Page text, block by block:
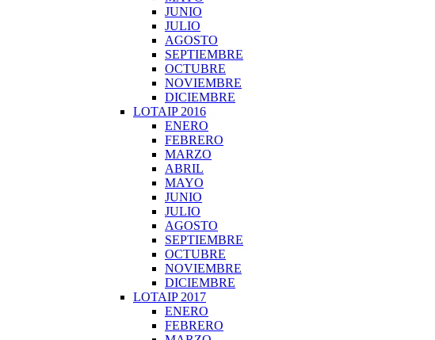
JUNIO
JULIO
AGOSTO
SEPTIEMBRE
OCTUBRE
NOVIEMBRE
DICIEMBRE
LOTAIP 2016
ENERO
FEBRERO
MARZO
ABRIL
MAYO
JUNIO
JULIO
AGOSTO
SEPTIEMBRE
OCTUBRE
NOVIEMBRE
DICIEMBRE
LOTAIP 2017
ENERO
FEBRERO